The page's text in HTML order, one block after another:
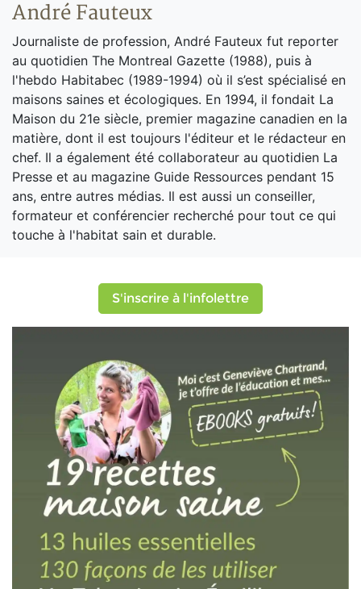
André Fauteux
Journaliste de profession, André Fauteux fut reporter
au quotidien The Montreal Gazette (1988), puis à
l'hebdo Habitabec (1989-1994) où il s’est spécialisé en
maisons saines et écologiques. En 1994, il fondait La
Maison du 21e siècle, premier magazine canadien en la
matière, dont il est toujours l'éditeur et le rédacteur en
chef. Il a également été collaborateur au quotidien La
Presse et au magazine Guide Ressources pendant 15
ans, entre autres médias. Il est aussi un conseiller,
formateur et conférencier recherché pour tout ce qui
touche à l'habitat sain et durable.
S'inscrire à l'infolettre